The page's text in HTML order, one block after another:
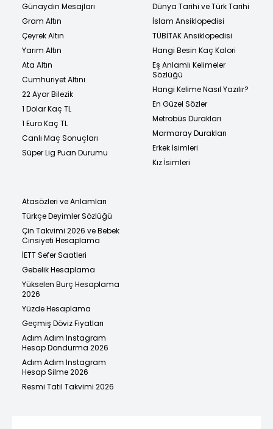
Günaydın Mesajları
Gram Altın
Çeyrek Altın
Yarım Altın
Ata Altın
Cumhuriyet Altını
22 Ayar Bilezik
1 Dolar Kaç TL
1 Euro Kaç TL
Canlı Maç Sonuçları
Süper Lig Puan Durumu
Dünya Tarihi ve Türk Tarihi
İslam Ansiklopedisi
TÜBİTAK Ansiklopedisi
Hangi Besin Kaç Kalori
Eş Anlamlı Kelimeler
Sözlüğü
Hangi Kelime Nasıl Yazılır?
En Güzel Sözler
Metrobüs Durakları
Marmaray Durakları
Erkek İsimleri
Kız İsimleri
Atasözleri ve Anlamları
Türkçe Deyimler Sözlüğü
Çin Takvimi 2026 ve Bebek
Cinsiyeti Hesaplama
İETT Sefer Saatleri
Gebelik Hesaplama
Yükselen Burç Hesaplama
2026
Yüzde Hesaplama
Geçmiş Döviz Fiyatları
Adım Adım Instagram
Hesap Dondurma 2026
Adım Adım Instagram
Hesap Silme 2026
Resmi Tatil Takvimi 2026